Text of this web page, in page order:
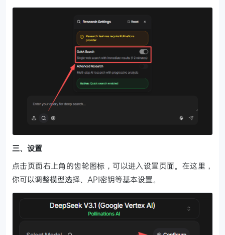
三、设置
点击页面右上角的齿轮图标，可以进入设置页面。在这里，
你可以调整模型选择、API密钥等基本设置。